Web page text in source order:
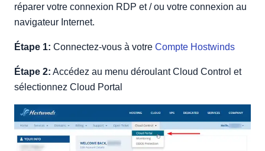
réparer votre connexion RDP et / ou votre connexion au
navigateur Internet.
Étape 1: Connectez-vous à votre Compte Hostwinds
Étape 2: Accédez au menu déroulant Cloud Control et
sélectionnez Cloud Portal